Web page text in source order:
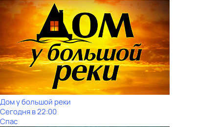
Дом у большой реки
Сегодня в 22:00
Спас